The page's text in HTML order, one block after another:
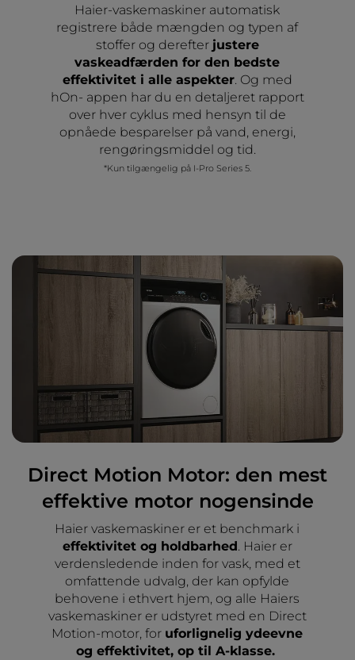
Haier-vaskemaskiner automatisk
registrere både mængden og typen af
stoffer og derefter justere
vaskeadfærden for den bedste
effektivitet i alle aspekter. Og med
hOn- appen har du en detaljeret rapport
over hver cyklus med hensyn til de
opnåede besparelser på vand, energi,
rengøringsmiddel og tid.
*Kun tilgængelig på I-Pro Series 5.
Direct Motion Motor: den mest
effektive motor nogensinde
Haier vaskemaskiner er et benchmark i
effektivitet og holdbarhed . Haier er
verdensledende inden for vask, med et
omfattende udvalg, der kan opfylde
behovene i ethvert hjem, og alle Haiers
vaskemaskiner er udstyret med en Direct
Motion-motor, for uforlignelig ydeevne
og effektivitet, op til A-klasse.